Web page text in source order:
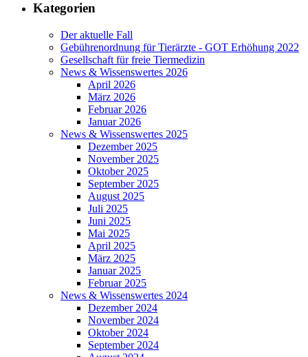
Kategorien
Der aktuelle Fall
Gebührenordnung für Tierärzte - GOT Erhöhung 2022
Gesellschaft für freie Tiermedizin
News & Wissenswertes 2026
April 2026
März 2026
Februar 2026
Januar 2026
News & Wissenswertes 2025
Dezember 2025
November 2025
Oktober 2025
September 2025
August 2025
Juli 2025
Juni 2025
Mai 2025
April 2025
März 2025
Januar 2025
Februar 2025
News & Wissenswertes 2024
Dezember 2024
November 2024
Oktober 2024
September 2024